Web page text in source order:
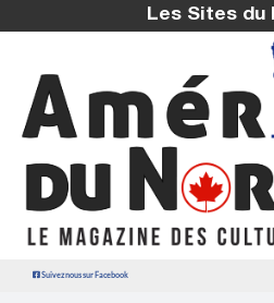
Les Sites du
Suivez nous sur Facebook